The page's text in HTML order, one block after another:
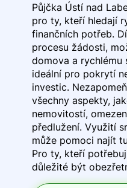
Půjčka Ústí nad
pro ty, kteří hledají
finančních potřeb.
procesu žádosti,
domova a rychlému
ideální pro pokrytí
investic.
všechny aspekty,
nemovitostí,
předlužení. Využití
může pomoci najít
Pro ty, kteří
důležité být